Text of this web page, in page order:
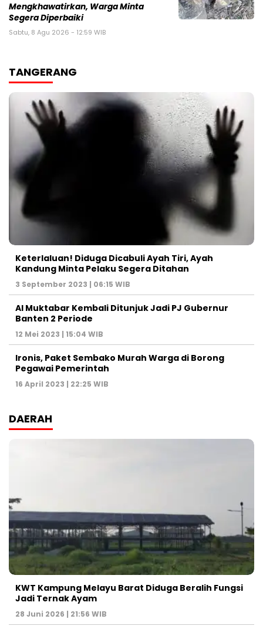
Mengkhawatirkan, Warga Minta
Segera Diperbaiki
Sabtu, 8 Agu 2026 - 12:59 WIB
TANGERANG
Keterlaluan! Diduga Dicabuli Ayah Tiri, Ayah
Kandung Minta Pelaku Segera Ditahan
3 September 2023 | 06:15 WIB
Al Muktabar Kembali Ditunjuk Jadi PJ Gubernur
Banten 2 Periode
12 Mei 2023 | 15:04 WIB
Ironis, Paket Sembako Murah Warga di Borong
Pegawai Pemerintah
16 April 2023 | 22:25 WIB
DAERAH
KWT Kampung Melayu Barat Diduga Beralih Fungsi
Jadi Ternak Ayam
28 Juni 2026 | 21:56 WIB